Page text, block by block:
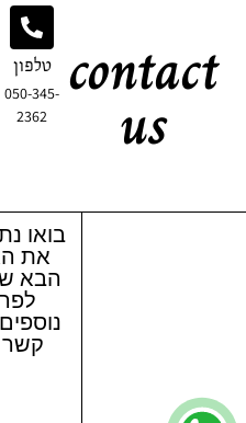
טלפון
050-345-
2362
contact
us
בואו
את
הבא
קשר